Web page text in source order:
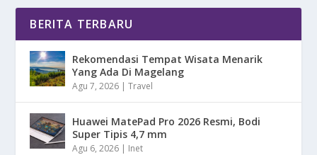
BERITA TERBARU
Rekomendasi Tempat Wisata Menarik
Yang Ada Di Magelang
Agu 7, 2026 |Travel
Huawei MatePad Pro 2026 Resmi, Bodi
Super Tipis 4,7 mm
Agu 6, 2026 | Inet